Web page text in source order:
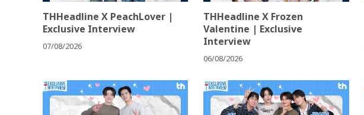
THHeadline X PeachLover |
Exclusive Interview
07/08/2026
THHeadline X Frozen
Valentine | Exclusive
Interview
06/08/2026